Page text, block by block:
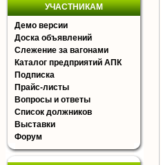
УЧАСТНИКАМ
Демо версии
Доска объявлений
Слежение за вагонами
Каталог предприятий АПК
Подписка
Прайс-листы
Вопросы и ответы
Список должников
Выставки
Форум